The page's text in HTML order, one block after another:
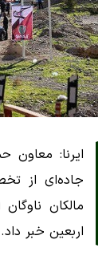
ایرنا:
مالکان
اربعین خبر داد.